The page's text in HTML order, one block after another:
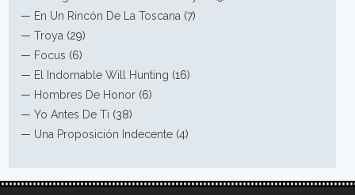
— En Un Rincón De La Toscana (7)
—Troya (29)
— Focus (6)
— El Indomable Will Hunting (16)
— Hombres De Honor (6)
—Yo Antes De Ti (38)
— Una Proposición Indecente (4)